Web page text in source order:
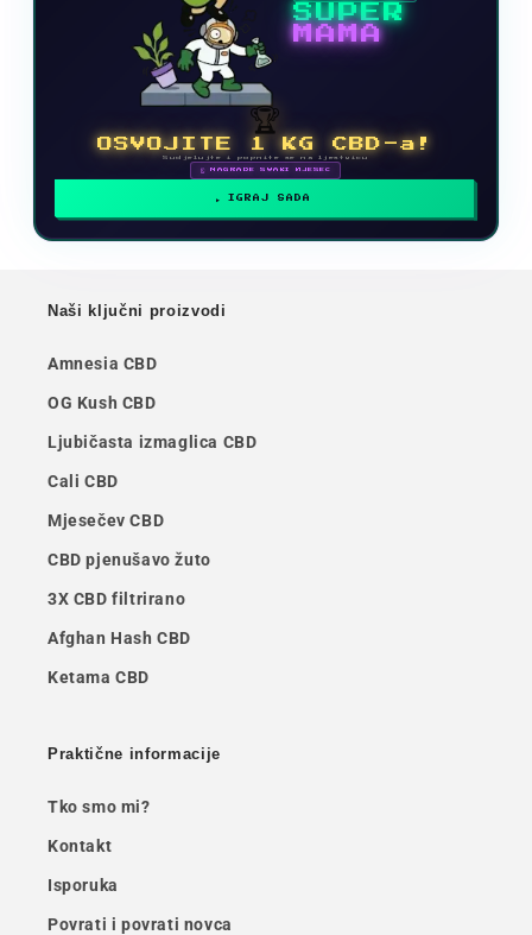
SUPER
MAMA
🏆
OSVOJITE 1 KG CBD-a!
Sudjelujte i popnite se na ljestvicu
🗓 NAGRADE SVAKI MJESEC
IGRAJ SADA
Naši ključni proizvodi
Amnesia CBD
OG Kush CBD
Ljubičasta izmaglica CBD
Cali CBD
Mjesečev CBD
CBD pjenušavo žuto
3X CBD filtrirano
Afghan Hash CBD
Ketama CBD
Praktične informacije
Tko smo mi?
Kontakt
Isporuka
Povrati i povrati novca